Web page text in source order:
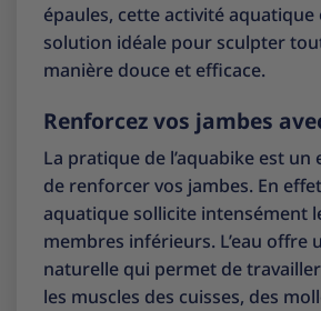
épaules, cette activité
solution idéale pour sculpter
manière douce et efficace.
Renforcez vos jambes
La pratique de l’aquabike est un
de renforcer vos jambes. En
aquatique sollicite intensément
membres inférieurs. L’eau offre
naturelle qui permet de
les muscles des cuisses, des